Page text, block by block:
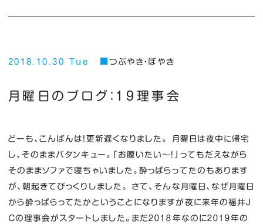
2018.10.30 Tue つぶやき・ぼやき
月曜日のブログ：１９理事会
どーも、こんばんは！更新遅くなりました。 月曜日は夜中に帰宅
し、そのままバタンキュー。「お腹いたい～！」ってもだえながら
そのままソファで寝ちゃいました。酔っぱらってたのもあります
が、朝起きてびっくりしました。 さて、そんな月曜日、なぜ月曜日
から酔っぱらってたかということになりますが夜に来年の福井Ｊ
Ｃの理事会がスタートしました。まだ２０１８年なのに２０１９年の